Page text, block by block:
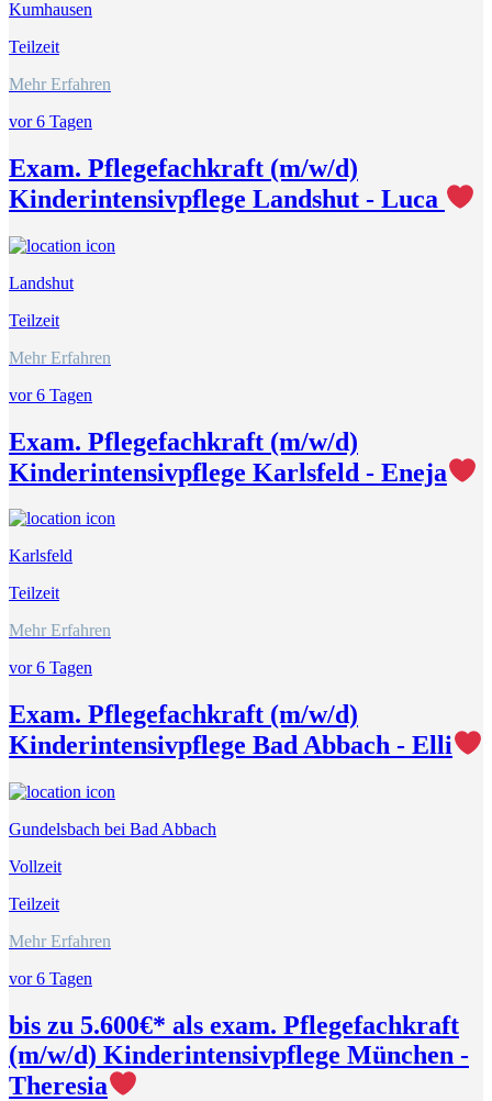
Kumhausen
Teilzeit
Mehr Erfahren
vor 6 Tagen
Exam. Pflegefachkraft (m/w/d)
Kinderintensivpflege Landshut - Luca
Landshut
Teilzeit
Mehr Erfahren
vor 6 Tagen
Exam. Pflegefachkraft (m/w/d)
Kinderintensivpflege Karlsfeld - Eneja
Karlsfeld
Teilzeit
Mehr Erfahren
vor 6 Tagen
Exam. Pflegefachkraft (m/w/d)
Kinderintensivpflege Bad Abbach - Elli
Gundelsbach bei Bad Abbach
Vollzeit
Teilzeit
Mehr Erfahren
vor 6 Tagen
bis zu 5.600€* als exam. Pflegefachkraft
(m/w/d) Kinderintensivpflege München -
Theresia